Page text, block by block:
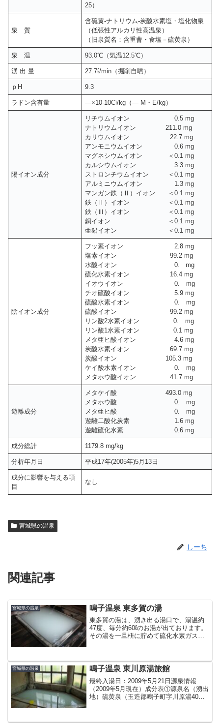
25）
泉 質
含硫黄-ナトリウム-炭酸水素塩・塩化物泉
（低張性アルカリ性高温泉）
（旧泉質名：含重曹・食塩－硫黄泉）
泉 温 93.0℃（気温12.5℃）
湧 出 量 27.7ℓ/min（掘削自噴）
ｐH 9.3
ラドン含有量 ―×10-10Ci/kg（― M・E/kg）
陽イオン成分
リチウムイオン 0.5 mg
ナトリウムイオン 211.0 mg
カリウムイオン 22.7 mg
アンモニウムイオン 0.6 mg
マグネシウムイオン ＜0.1 mg
カルシウムイオン 3.3 mg
ストロンチウムイオン ＜0.1 mg
アルミニウムイオン 1.3 mg
マンガン鉄（Ⅱ）イオン ＜0.1 mg
鉄（Ⅱ）イオン ＜0.1 mg
鉄（Ⅲ）イオン ＜0.1 mg
銅イオン ＜0.1 mg
亜鉛イオン ＜0.1 mg
陰イオン成分
フッ素イオン 2.8 mg
塩素イオン 99.2 mg
水酸イオン 0. mg
硫化水素イオン 16.4 mg
イオウイオン 0. mg
チオ硫酸イオン 5.9 mg
硫酸水素イオン 0. mg
硫酸イオン 99.2 mg
リン酸2水素イオン 0. mg
リン酸1水素イオン 0.1 mg
メタ亜ヒ酸イオン 4.6 mg
炭酸水素イオン 69.7 mg
炭酸イオン 105.3 mg
ケイ酸水素イオン 0. mg
メタホウ酸イオン 41.7 mg
遊離成分
メタケイ酸 493.0 mg
メタホウ酸 0. mg
メタ亜ヒ酸 0. mg
遊離二酸化炭素 1.6 mg
遊離硫化水素 0.6 mg
成分総計 1179.8 mg/kg
分析年月日 平成17年(2005年)5月13日
成分に影響を与える項
目
なし
宮城県の温泉
しーち
関連記事
宮城県の温泉 鳴子温泉 東多賀の湯
東多賀の湯は、湧き出る湯口で、湯温約
47度、毎分約60ℓのお湯が出ております。
その湯を一旦枡に貯めて硫化水素ガス抜
は湯船で42度前後で...
宮城県の温泉 鳴子温泉 東川原湯旅館
最終入湯日：2009年5月21日源泉情報
（2009年5月現在）成分表①源泉名（湧出
地）硫黄泉（玉造郡鳴子町字川原湯40番